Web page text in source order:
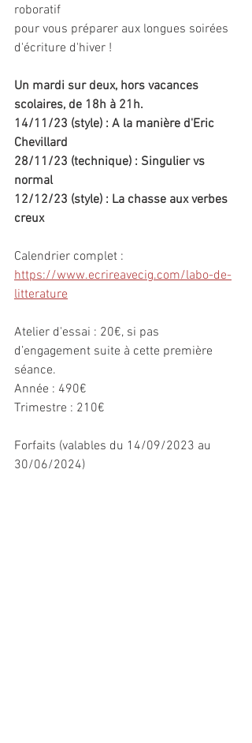
roboratif
pour vous préparer aux longues soirées
d'écriture d'hiver !
Un mardi sur deux, hors vacances
scolaires, de 18h à 21h.
14/11/23 (style) : A la manière d'Eric
Chevillard
28/11/23 (technique) : Singulier vs
normal
12/12/23 (style) : La chasse aux verbes
creux
Calendrier complet :
https://www.ecrireavecig.com/labo-de-
litterature
Atelier d'essai : 20€, si pas
d’engagement suite à cette première
séance.
Année : 490€
Trimestre : 210€
Forfaits (valables du 14/09/2023 au
30/06/2024)